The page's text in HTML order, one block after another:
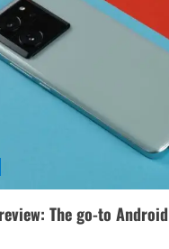
The go-to Android